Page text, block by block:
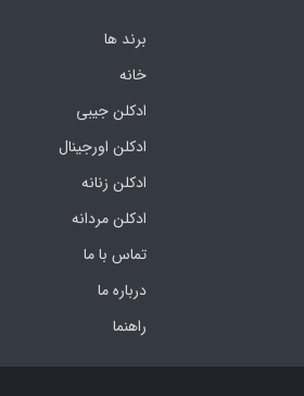
برند ها
خانه
ادکلن جیبی
ادکلن اورجینال
ادکلن زنانه
ادکلن مردانه
تماس با ما
درباره ما
راهنما